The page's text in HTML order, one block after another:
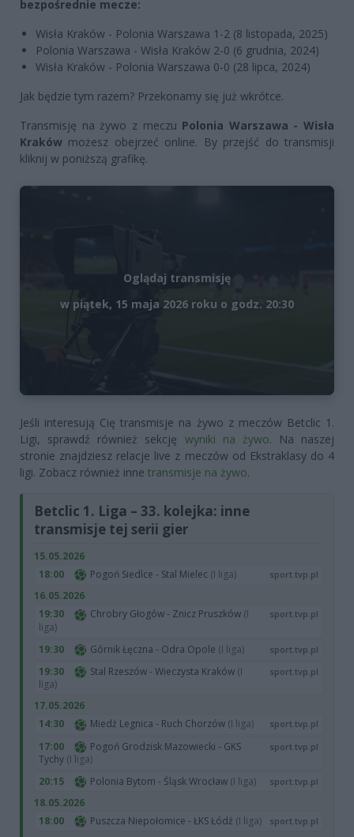
bezpośrednie mecze:
Wisła Kraków - Polonia Warszawa 1-2 (8 listopada, 2025)
Polonia Warszawa - Wisła Kraków 2-0 (6 grudnia, 2024)
Wisła Kraków - Polonia Warszawa 0-0 (28 lipca, 2024)
Jak będzie tym razem? Przekonamy się już wkrótce.
Transmisję na żywo z meczu Polonia Warszawa - Wisła
Kraków możesz obejrzeć online. By przejść do transmisji
kliknij w poniższą grafikę.
Oglądaj transmisję
w piątek, 15 maja 2026 roku o godz. 20:30
Jeśli interesują Cię transmisje na żywo z meczów Betclic 1.
Ligi, sprawdź również sekcję wyniki na żywo. Na naszej
stronie znajdziesz relacje live z meczów od Ekstraklasy do 4
ligi. Zobacz również inne transmisje na żywo.
Betclic 1. Liga – 33. kolejka: inne
transmisje tej serii gier
15.05.2026
sport.tvp.pl
18:00 Pogoń Siedlce - Stal Mielec (I liga)
16.05.2026
sport.tvp.pl
19:30 Chrobry Głogów - Znicz Pruszków (I
liga)
sport.tvp.pl
19:30 Górnik Łęczna - Odra Opole (I liga)
sport.tvp.pl
19:30 Stal Rzeszów - Wieczysta Kraków (I
liga)
17.05.2026
sport.tvp.pl
14:30 Miedź Legnica - Ruch Chorzów (I liga)
sport.tvp.pl
17:00
Pogoń Grodzisk Mazowiecki - GKS
Tychy (I liga)
sport.tvp.pl
20:15 Polonia Bytom - Śląsk Wrocław (I liga)
18.05.2026
sport.tvp.pl
18:00 Puszcza Niepołomice - ŁKS Łódź (I liga)